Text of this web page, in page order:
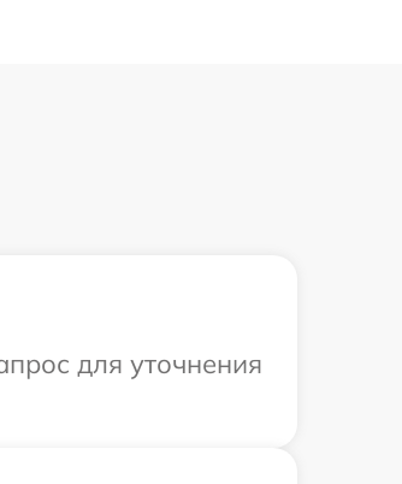
для уточнения